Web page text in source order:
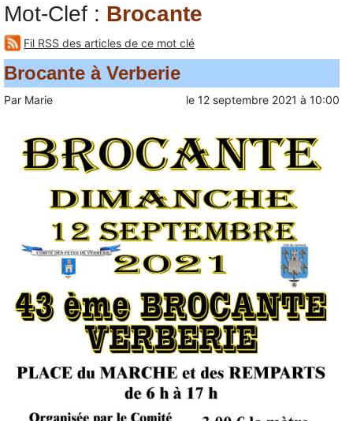
Mot-Clef : Brocante
Fil RSS des articles de ce mot clé
Brocante à Verberie
Par Marie le 12 septembre 2021 à 10:00